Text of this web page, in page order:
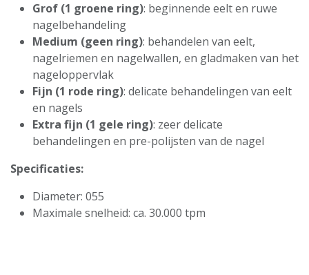
Grof (1 groene ring): beginnende eelt en ruwe
nagelbehandeling
Medium (geen ring): behandelen van eelt,
nagelriemen en nagelwallen, en gladmaken van het
nageloppervlak
Fijn (1 rode ring): delicate behandelingen van eelt
en nagels
Extra fijn (1 gele ring): zeer delicate
behandelingen en pre-polijsten van de nagel
Specificaties:
Diameter: 055
Maximale snelheid: ca. 30.000 tpm